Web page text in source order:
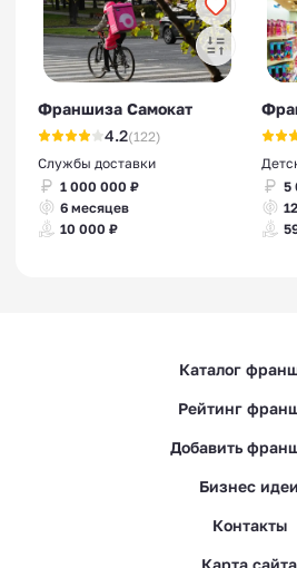
Франшиза Самокат
4.2(122)
Службы доставки
1 000 000 ₽
6 месяцев
10 000 ₽
5
Каталог
Рейтинг
Добавить
Бизнес идеи
Контакты